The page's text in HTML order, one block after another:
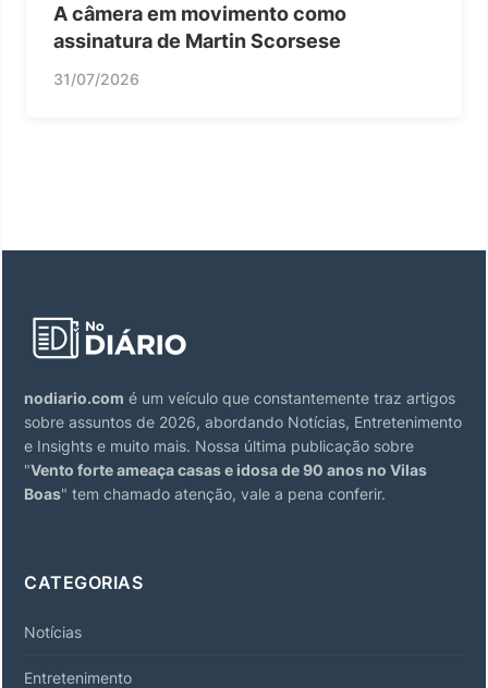
A câmera em movimento como
assinatura de Martin Scorsese
31/07/2026
nodiario.com é um veículo que constantemente traz artigos
sobre assuntos de 2026, abordando Notícias, Entretenimento
e Insights e muito mais. Nossa última publicação sobre
"Vento forte ameaça casas e idosa de 90 anos no Vilas
Boas" tem chamado atenção, vale a pena conferir.
CATEGORIAS
Notícias
Entretenimento